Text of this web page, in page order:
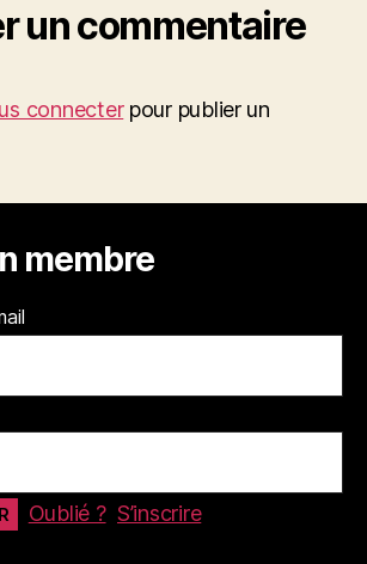
un commentaire
connecterpour publier un
membre
Oublié ? S’inscrire